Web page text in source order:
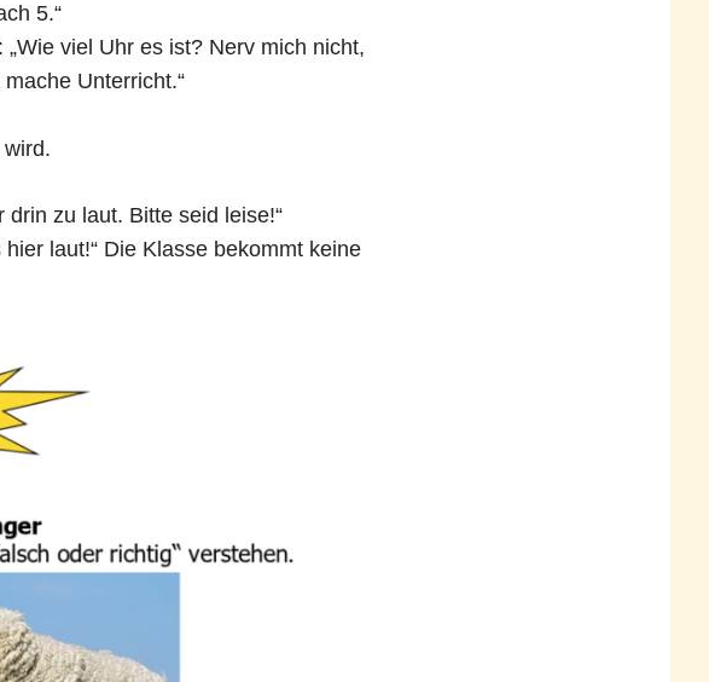
5.“
„Wie viel Uhr es ist? Nerv mich nicht,
Unterricht.“
drin zu laut. Bitte seid leise!“
hier laut!“ Die Klasse bekommt keine